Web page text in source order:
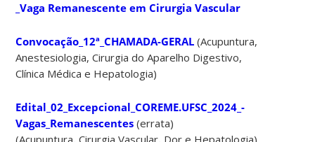
_Vaga Remanescente em Cirurgia Vascular
Convocação_12ª_CHAMADA-GERAL (Acupuntura,
Anestesiologia, Cirurgia do Aparelho Digestivo,
Clínica Médica e Hepatologia)
Edital_02_Excepcional_COREME.UFSC_2024_-
Vagas_Remanescentes (errata)